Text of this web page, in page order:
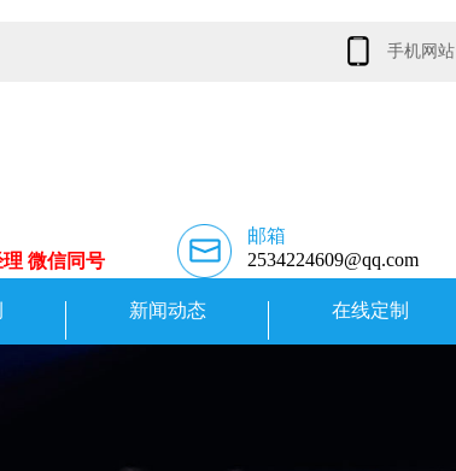
手机网站
理 微信同号
邮箱
2534224609@qq.com
新闻动态 在线定制